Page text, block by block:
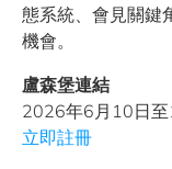
態系統、會見關鍵
機會。
盧森堡連結
2026年6月10日至
立即註冊